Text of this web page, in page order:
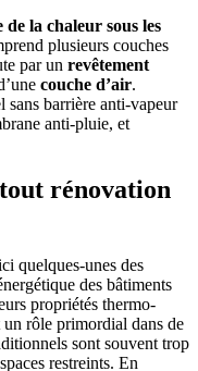
la chaleur sous les
plusieurs couches
par un revêtement
couche d’air.
barrière anti-vapeur
anti-pluie, et
rénovation
quelques-unes des
des bâtiments
propriétés thermo-
un rôle primordial dans de
sont souvent trop
restreints. En